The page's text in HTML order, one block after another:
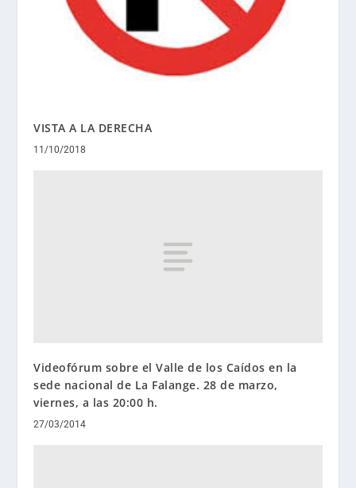
VISTA A LA DERECHA
11/10/2018
Videofórum sobre el Valle de los Caídos en la
sede nacional de La Falange. 28 de marzo,
viernes, a las 20:00 h.
27/03/2014